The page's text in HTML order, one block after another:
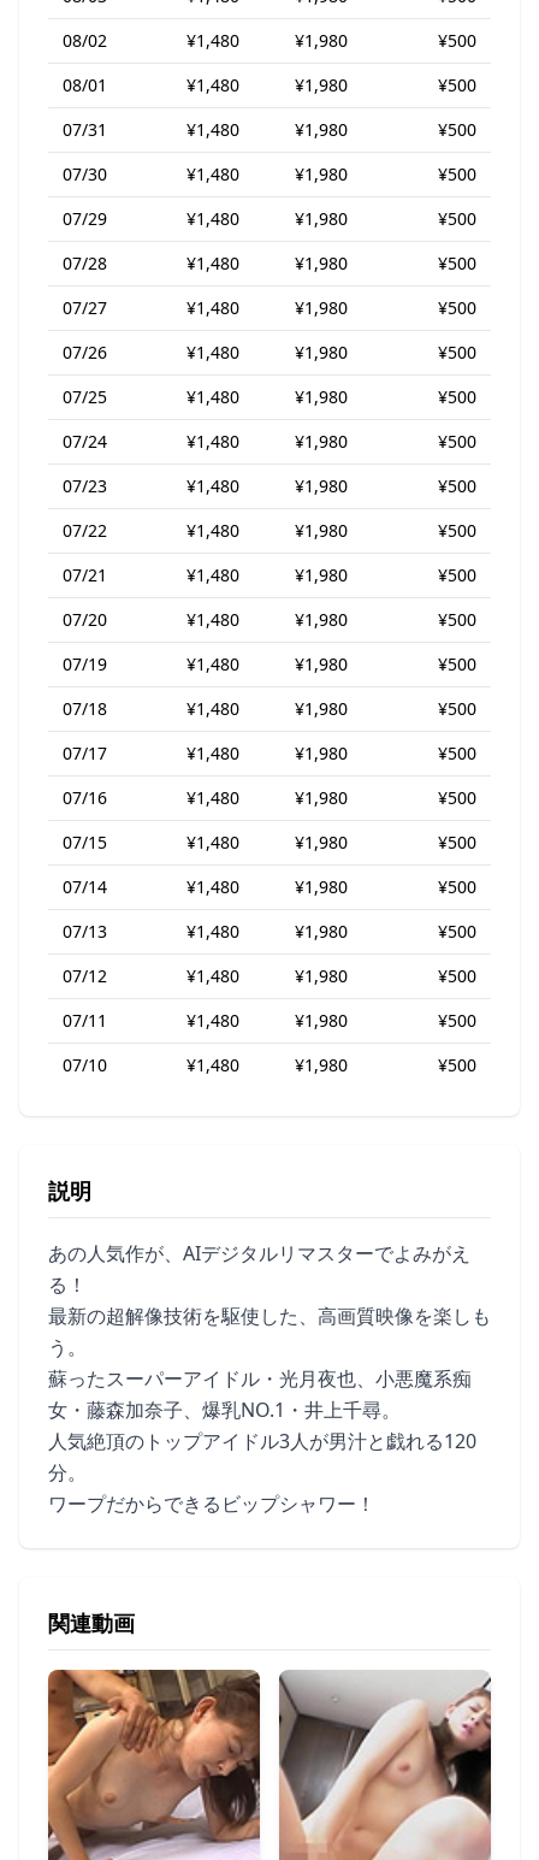
08/02
¥1,480 ¥1,980
¥500
08/01
¥1,480 ¥1,980
¥500
07/31
¥1,480 ¥1,980
¥500
07/30
¥1,480 ¥1,980
¥500
07/29
¥1,480 ¥1,980
¥500
07/28
¥1,480 ¥1,980
¥500
07/27
¥1,480 ¥1,980
¥500
07/26
¥1,480 ¥1,980
¥500
07/25
¥1,480 ¥1,980
¥500
07/24
¥1,480 ¥1,980
¥500
07/23
¥1,480 ¥1,980
¥500
07/22
¥1,480 ¥1,980
¥500
07/21
¥1,480 ¥1,980
¥500
07/20
¥1,480 ¥1,980
¥500
07/19
¥1,480 ¥1,980
¥500
07/18
¥1,480 ¥1,980
¥500
07/17
¥1,480 ¥1,980
¥500
07/16
¥1,480 ¥1,980
¥500
07/15
¥1,480 ¥1,980
¥500
07/14
¥1,480 ¥1,980
¥500
07/13
¥1,480 ¥1,980
¥500
07/12
¥1,480 ¥1,980
¥500
07/11
¥1,480 ¥1,980
¥500
07/10
¥1,480 ¥1,980 ¥500
説明
あの人気作が、AIデジタルリマスターでよみがえ
る！
最新の超解像技術を駆使した、高画質映像を楽しも
う。
蘇ったスーパーアイドル・光月夜也、小悪魔系痴
女・藤森加奈子、爆乳NO.1・井上千尋。
人気絶頂のトップアイドル3人が男汁と戯れる120
分。
ワープだからできるビップシャワー！
関連動画